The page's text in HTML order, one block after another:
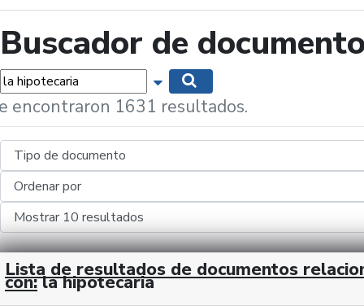
Buscador de
Mostrar opciones de búsqueda
encontraron 1631 resultados.
Lista de resultados de documentos
con: la hipotecaria